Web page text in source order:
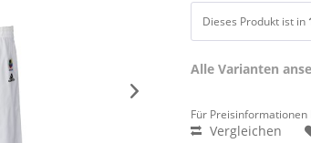
Dieses Produkt ist in
Alle Varianten
Für Preisinformationen
Vergleichen